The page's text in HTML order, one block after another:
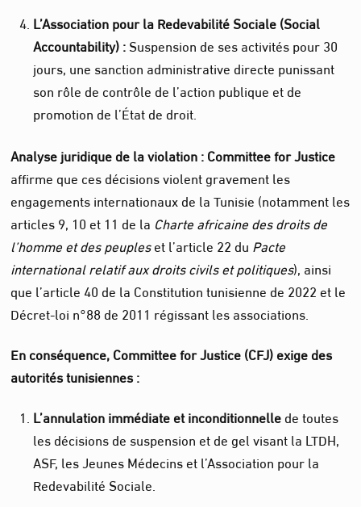
L’Association pour la Redevabilité Sociale (Social
Accountability) :Suspension de ses activités pour 30
jours, une sanction administrative directe punissant
son rôle de contrôle de l’action publique et de
promotion de l’État de droit.
Analyse juridique de la violation :Committee for Justice
affirme que ces décisions violent gravement les
engagements internationaux de la Tunisie (notamment les
articles 9, 10 et 11 de la Charte africaine des droits de
l’homme et des peupleset l’article 22 duPacte
international relatif aux droits civils et politiques), ainsi
que l’article 40 de la Constitution tunisienne de 2022 et le
Décret-loi n°88 de 2011 régissant les associations.
En conséquence, Committee for Justice (CFJ) exige des
autorités tunisiennes :
L’annulation immédiate et inconditionnellede toutes
les décisions de suspension et de gel visant la LTDH,
ASF, les Jeunes Médecins et l’Association pour la
Redevabilité Sociale.